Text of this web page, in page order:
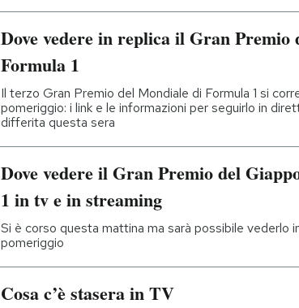
Dove vedere in replica il Gran Premio
Formula 1
Il terzo Gran Premio del Mondiale di Formula 1 si
pomeriggio: i link e le informazioni per seguirlo in
differita questa sera
Dove vedere il Gran Premio del
1 in tv e in streaming
Si è corso questa mattina ma sarà possibile vederlo
pomeriggio
Cosa c’è stasera in TV